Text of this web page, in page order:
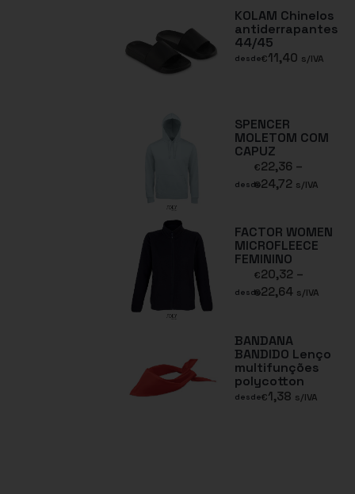
KOLAM Chinelos
antiderrapantes
44/45
desde€11,40 s/IVA
SPENCER
MOLETOM COM
CAPUZ
desde
€22,36 –
€24,72 s/IVA
FACTOR WOMEN
MICROFLEECE
FEMININO
desde
€20,32 –
€22,64 s/IVA
BANDANA
BANDIDO Lenço
multifunções
polycotton
desde€1,38 s/IVA